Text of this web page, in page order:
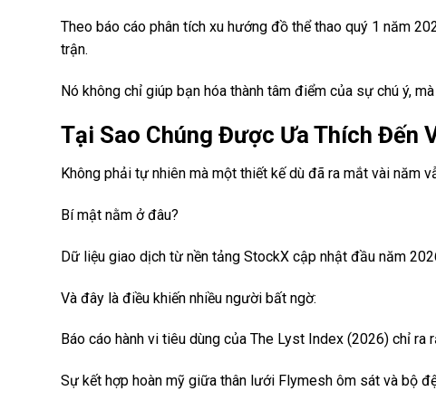
Theo báo cáo phân tích xu hướng đồ thể thao quý 1 năm
trận.
Nó không chỉ giúp bạn hóa thành tâm điểm của sự chú ý,
Tại Sao Chúng Được Ưa Thích Đến
Không phải tự nhiên mà một thiết kế dù đã ra mắt vài năm
Bí mật nằm ở đâu?
Dữ liệu giao dịch từ nền tảng StockX cập nhật đầu năm
Và đây là điều khiến nhiều người bất ngờ:
Báo cáo hành vi tiêu dùng của The Lyst Index (2026) chỉ
Sự kết hợp hoàn mỹ giữa thân lưới Flymesh ôm sát và bộ